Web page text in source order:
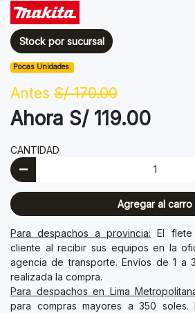
Stock por sucursal
Pocas Unidades.
Antes S/ 170.00
Ahora S/ 119.00
CANTIDAD
Agregar al carro
Para despachos a provincia: El
cliente al recibir sus equipos en la
agencia de transporte. Envíos de 1 a
realizada la compra.
Para despachos en Lima
para compras mayores a 350